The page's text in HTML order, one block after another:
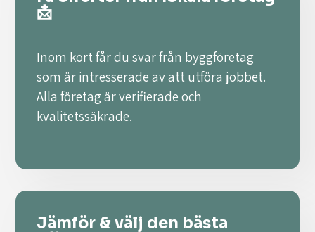
📩
Inom kort får du svar från byggföretag
som är intresserade av att utföra jobbet.
Alla företag är verifierade och
kvalitetssäkrade.
Jämför & välj den bästa